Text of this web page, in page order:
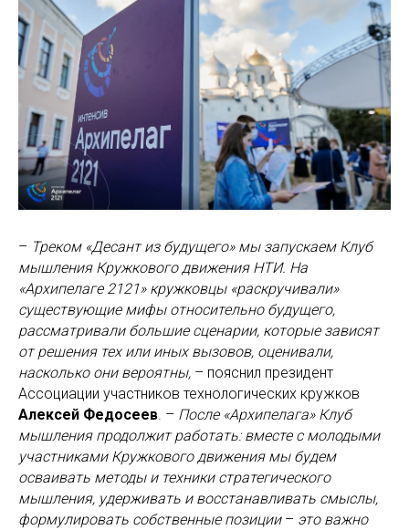
– Треком «Десант из будущего» мы запускаем Клуб
мышления Кружкового движения НТИ. На
«Архипелаге 2121» кружковцы «раскручивали»
существующие мифы относительно будущего,
рассматривали большие сценарии, которые зависят
от решения тех или иных вызовов, оценивали,
насколько они вероятны, – пояснил президент
Ассоциации участников технологических кружков
Алексей Федосеев . – После «Архипелага» Клуб
мышления продолжит работать: вместе с молодыми
участниками Кружкового движения мы будем
осваивать методы и техники стратегического
мышления, удерживать и восстанавливать смыслы,
формулировать собственные позиции – это важно